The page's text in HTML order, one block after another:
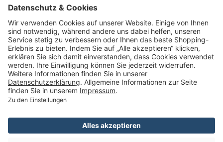
Service-Hotline
Information
Service
Zahlungsmöglichkeiten
* Alle Preise inkl. gesetzl. Mehrwertsteuer.